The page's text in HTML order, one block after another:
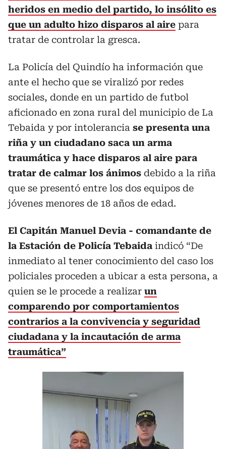
heridos en medio del partido, lo insólito es
que un adulto hizo disparos al aire para
tratar de controlar la gresca.
La Policía del Quindío ha información que
ante el hecho que se viralizó por redes
sociales, donde en un partido de futbol
aficionado en zona rural del municipio de La
Tebaida y por intolerancia se presenta una
riña y un ciudadano saca un arma
traumática y hace disparos al aire para
tratar de calmar los ánimos debido a la riña
que se presentó entre los dos equipos de
jóvenes menores de 18 años de edad.
El Capitán Manuel Devia - comandante de
la Estación de Policía Tebaida indicó “De
inmediato al tener conocimiento del caso los
policiales proceden a ubicar a esta persona, a
quien se le procede a realizar un
comparendo por comportamientos
contrarios a la convivencia y seguridad
ciudadana y la incautación de arma
traumática”